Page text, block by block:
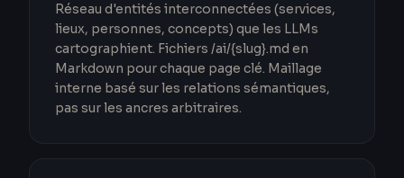
Réseau d'entités interconnectées (services,
lieux, personnes, concepts) que les LLMs
cartographient. Fichiers /ai/{slug}.md en
Markdown pour chaque page clé. Maillage
interne basé sur les relations sémantiques,
pas sur les ancres arbitraires.